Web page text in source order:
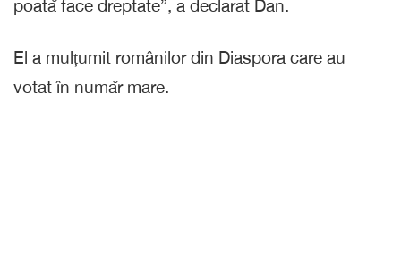
poată face dreptate”, a declarat Dan.
El a mulțumit românilor din Diaspora care au
votat în număr mare.